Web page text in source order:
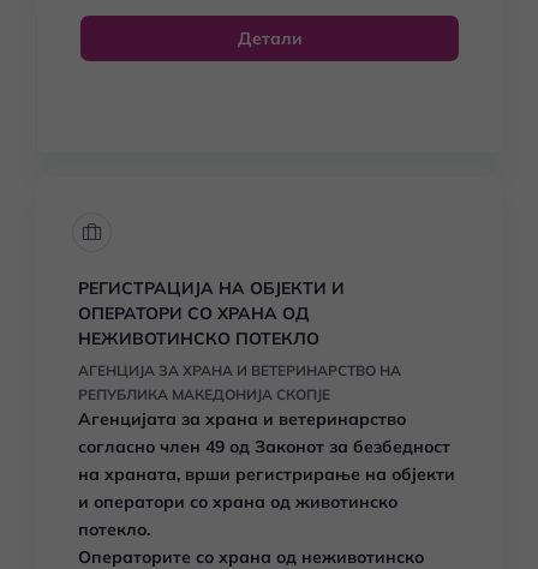
Детали
РЕГИСТРАЦИЈА НА ОБЈЕКТИ И
ОПЕРАТОРИ СО ХРАНА ОД
НЕЖИВОТИНСКО ПОТЕКЛО
АГЕНЦИЈА ЗА ХРАНА И ВЕТЕРИНАРСТВО НА
РЕПУБЛИКА МАКЕДОНИЈА СКОПЈЕ
Агенцијата за храна и ветеринарство
согласно член 49 од Законот за безбедност
на храната, врши регистрирање на објекти
и оператори со храна од животинско
потекло.
Oператорите со храна од неживотинско